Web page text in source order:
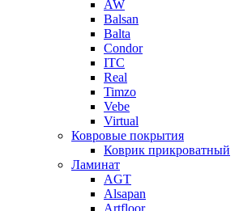
AW
Balsan
Balta
Condor
ITC
Real
Timzo
Vebe
Virtual
Ковровые покрытия
Коврик прикроватный
Ламинат
AGT
Alsapan
Artfloor